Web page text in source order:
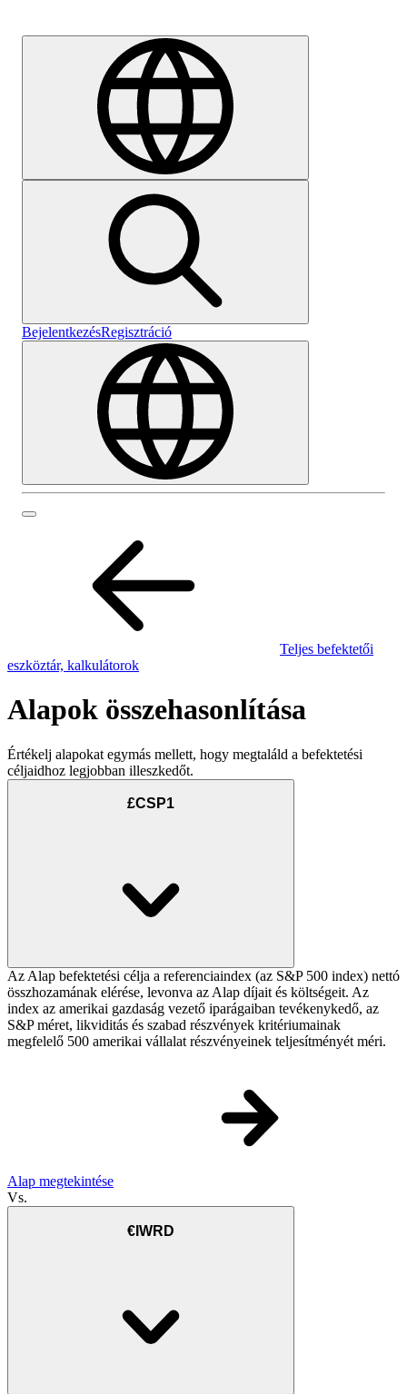
BejelentkezésRegisztráció
Teljes befektetői
eszköztár, kalkulátorok
Alapok összehasonlítása
Értékelj alapokat egymás mellett, hogy megtaláld a befektetési
céljaidhoz legjobban illeszkedőt.
£CSP1
Az Alap befektetési célja a referenciaindex (az S&P 500 index) nettó
összhozamának elérése, levonva az Alap díjait és költségeit. Az
index az amerikai gazdaság vezető iparágaiban tevékenykedő, az
S&P méret, likviditás és szabad részvények kritériumainak
megfelelő 500 amerikai vállalat részvényeinek teljesítményét méri.
Alap megtekintése
Vs.
€IWRD